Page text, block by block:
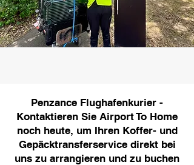
Penzance Flughafenkurier -
Kontaktieren Sie Airport To Home
noch heute, um Ihren Koffer- und
Gepäcktransferservice direkt bei
uns zu arrangieren und zu buchen